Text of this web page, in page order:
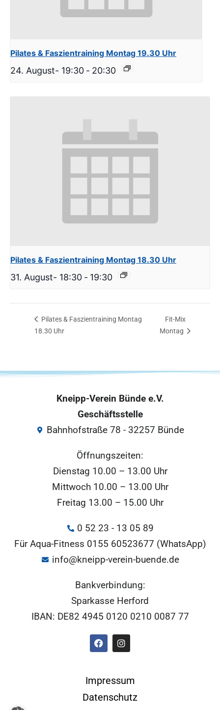
Pilates & Faszientraining Montag 19.30 Uhr
24. August- 19:30 - 20:30
Pilates & Faszientraining Montag 18.30 Uhr
31. August- 18:30 - 19:30
Pilates & Faszientraining Montag
18.30 Uhr
Fit-Mix
Montag
Kneipp-Verein Bünde e.V.
Geschäftsstelle
Bahnhofstraße 78 - 32257 Bünde
Öffnungszeiten:
Dienstag 10.00 – 13.00 Uhr
Mittwoch 10.00 – 13.00 Uhr
Freitag 13.00 – 15.00 Uhr
0 52 23 - 13 05 89
Für Aqua-Fitness 0155 60523677 (WhatsApp)
info@kneipp-verein-buende.de
Bankverbindung:
Sparkasse Herford
IBAN: DE82 4945 0120 0210 0087 77
Impressum
Datenschutz